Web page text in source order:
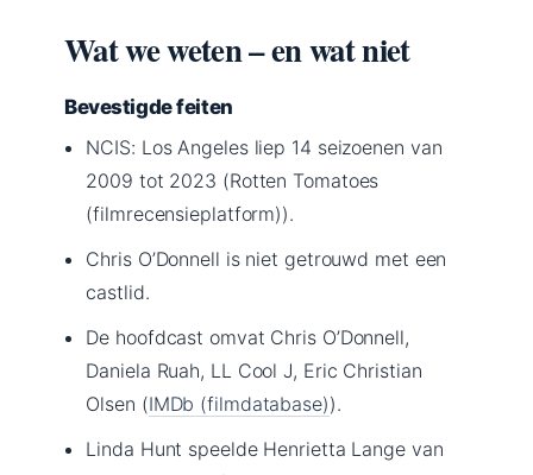
Wat we weten – en wat niet
Bevestigde feiten
NCIS: Los Angeles liep 14 seizoenen van
2009 tot 2023 (Rotten Tomatoes
(filmrecensieplatform)).
Chris O’Donnell is niet getrouwd met een
castlid.
De hoofdcast omvat Chris O’Donnell,
Daniela Ruah, LL Cool J, Eric Christian
Olsen (IMDb (filmdatabase)).
Linda Hunt speelde Henrietta Lange van